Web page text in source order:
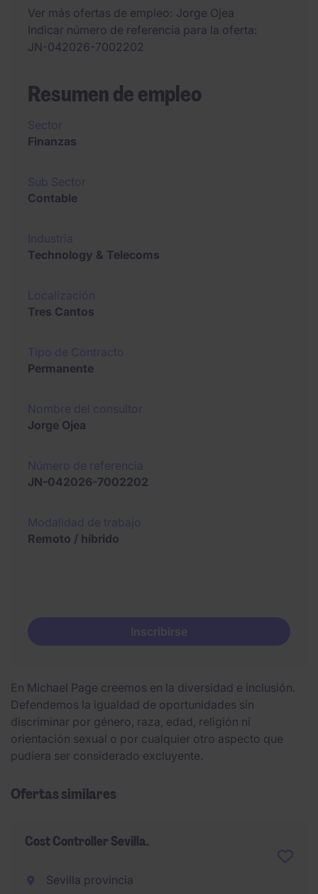
Ver más ofertas de empleo Jorge Ojea
Indicar número de referencia para la oferta
JN-042026-7002202
Resumen de empleo
Finanzas
Contable
Technology & Telecoms
Tres Cantos
Permanente
Jorge Ojea
JN-042026-7002202
Remoto / híbrido
Inscribirse
En Michael Page creemos en la diversidad e inclusión.
Defendemos la igualdad de oportunidades sin
discriminar por género, raza, edad, religión ni
orientación sexual o por cualquier otro aspecto que
pudiera ser considerado excluyente.
Ofertas similares
Cost Controller Sevilla.
Sevilla provincia